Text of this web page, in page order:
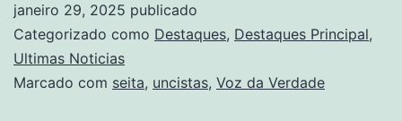
janeiro 29, 2025 publicado
Categorizado como Destaques, Destaques Principal,
Ultimas Noticias
Marcado com seita, uncistas, Voz da Verdade